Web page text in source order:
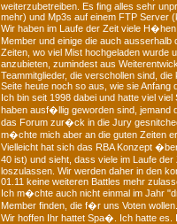
weiterzubetreiben. Es fing alles sehr
mehr) und Mp3s auf einem FTP Server
Wir haben im Laufe der Zeit viele
Member und einige die auch
Zeiten, wo viel Mist hochgeladen wurde
anzubieten, zumindest aus
Teammitglieder, die verschollen sind,
Seite heute noch so aus, wie sie Anfang
Ich bin seit 1998 dabei und hatte viel
haben ausf�llig geworden sind, jemand
das Forum zur�ck in die Jury
m�chte mich aber an die guten Zeiten
Vielleicht hat sich das RBA Konzept
40 ist) und sieht, dass viele im Laufe
loszulassen. Wir werden daher in den
01.11 keine weiteren Battles mehr
Ich m�chte auch nicht einmal im Jahr
Member finden, die f�r uns Voten
Wir hoffen Ihr hattet Spa�. Ich hatte